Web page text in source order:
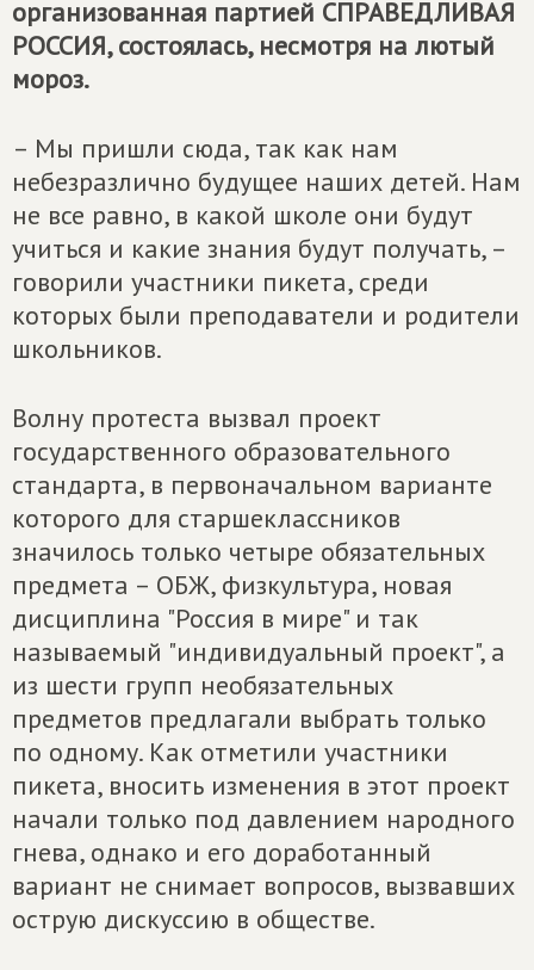
организованная партией СПРАВЕДЛИВАЯ
РОССИЯ, состоялась, несмотря на лютый
мороз.
– Мы пришли сюда, так как нам
небезразлично будущее наших детей. Нам
не все равно, в какой школе они будут
учиться и какие знания будут получать, –
говорили участники пикета, среди
которых были преподаватели и родители
школьников.
Волну протеста вызвал проект
государственного образовательного
стандарта, в первоначальном варианте
которого для старшеклассников
значилось только четыре обязательных
предмета – ОБЖ, физкультура, новая
дисциплина "Россия в мире" и так
называемый "индивидуальный проект", а
из шести групп необязательных
предметов предлагали выбрать только
по одному. Как отметили участники
пикета, вносить изменения в этот проект
начали только под давлением народного
гнева, однако и его доработанный
вариант не снимает вопросов, вызвавших
острую дискуссию в обществе.